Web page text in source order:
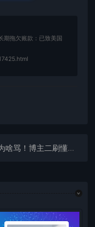
期拖欠账款：已致美国
为啥骂！博主二刷懂车帝辅助驾驶实测感叹：别把你的命交给车企